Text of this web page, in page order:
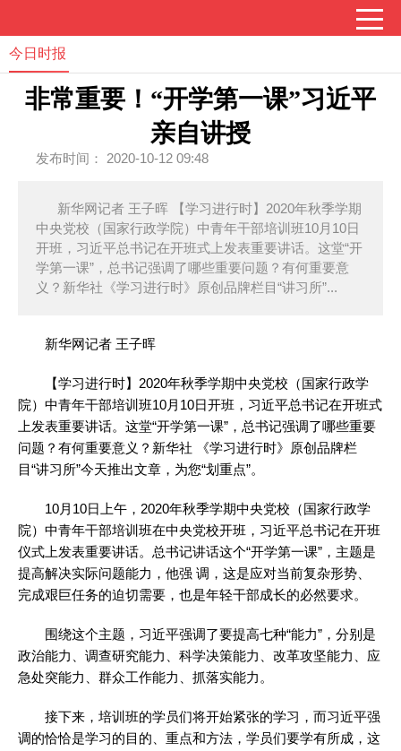
今日时报
非常重要！“开学第一课”习近平
亲自讲授
发布时间： 2020-10-12 09:48
新华网记者 王子晖 【学习进行时】2020年秋季学期
中央党校（国家行政学院）中青年干部培训班10月10日
开班，习近平总书记在开班式上发表重要讲话。这堂“开
学第一课”，总书记强调了哪些重要问题？有何重要意
义？新华社《学习进行时》原创品牌栏目“讲习所”...
新华网记者 王子晖
【学习进行时】2020年秋季学期中央党校（国家行政学
院）中青年干部培训班10月10日开班，习近平总书记在开班式
上发表重要讲话。这堂“开学第一课”，总书记强调了哪些重要
问题？有何重要意义？新华社 《学习进行时》原创品牌栏
目“讲习所”今天推出文章，为您“划重点”。
10月10日上午，2020年秋季学期中央党校（国家行政学
院）中青年干部培训班在中央党校开班，习近平总书记在开班
仪式上发表重要讲话。总书记讲话这个“开学第一课”，主题是
提高解决实际问题能力，他强 调，这是应对当前复杂形势、
完成艰巨任务的迫切需要，也是年轻干部成长的必然要求。
围绕这个主题，习近平强调了要提高七种“能力”，分别是
政治能力、调查研究能力、科学决策能力、改革攻坚能力、应
急处突能力、群众工作能力、抓落实能力。
接下来，培训班的学员们将开始紧张的学习，而习近平强
调的恰恰是学习的目的、重点和方法，学员们要学有所成，这